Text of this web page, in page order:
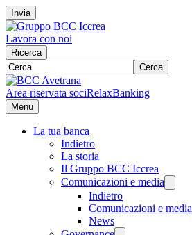
Invia
Lavora con noi
Ricerca
Cerca
Area riservata sociRelaxBanking
Menu
La tua banca
Indietro
La storia
Il Gruppo BCC Iccrea
Comunicazioni e media
Indietro
Comunicazioni e media
News